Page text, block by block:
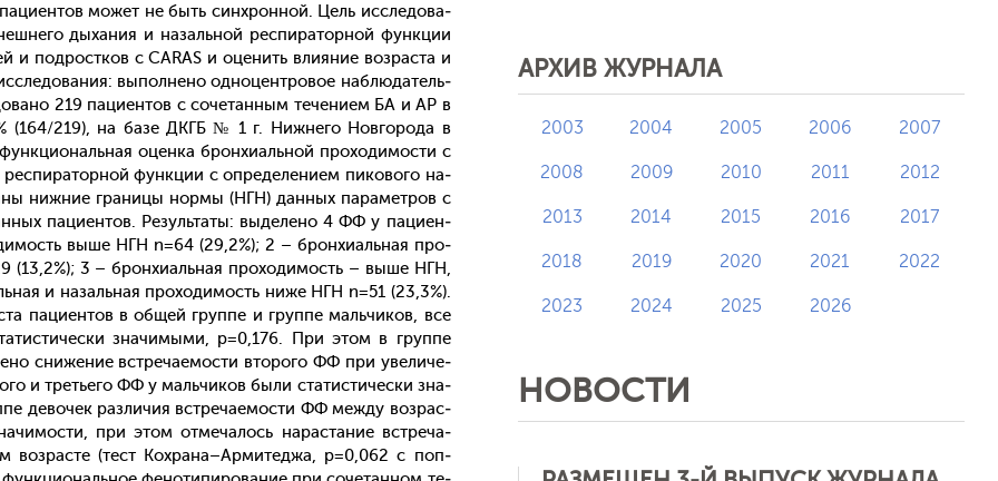
мо­жет не быть син­хрон­ной. Цель ис­сле­дова­
ды­хания и на­заль­ной рес­пи­ратор­ной фун­кции
под­рос­тков с CARAS и оце­нить вли­яние воз­раста и
вы­пол­не­но од­но­цен­тро­вое наб­лю­датель­
219 па­ци­ен­тов с со­четан­ным те­чени­ем БА и АР в
(164/219), на ба­зе ДКГБ № 1 г. Ниж­не­го Нов­го­рода в
оцен­ка брон­хи­аль­ной про­ходи­мос­ти с
фун­кции с оп­ре­деле­ни­ем пи­ково­го на­
ниж­ние гра­ницы нор­мы (НГН) дан­ных па­рамет­ров с
па­ци­ен­тов. Ре­зуль­та­ты: вы­деле­но 4 ФФ у па­ци­ен­
вы­ше НГН n=64 (29,2%); 2 – брон­хи­аль­ная про­
3 – брон­хи­аль­ная про­ходи­мость – вы­ше НГН,
и на­заль­ная про­ходи­мость ни­же НГН n=51 (23,3%).
па­ци­ен­тов в об­щей груп­пе и груп­пе маль­чи­ков, все
зна­чимы­ми, р=0,176. При этом в груп­пе
сни­жение встре­ча­емос­ти вто­рого ФФ при уве­личе­
и треть­его ФФ у маль­чи­ков бы­ли ста­тис­ти­чес­ки зна­
де­вочек раз­ли­чия встре­ча­емос­ти ФФ меж­ду воз­рас­
при этом от­ме­чалось на­рас­та­ние встре­ча­
воз­расте (тест Кох­ра­на–Ар­ми­тед­жа, p=0,062 с поп­
АРХИВ ЖУРНАЛА
2003 2004 2005 2006 2007
2008 2009 2010 2011 2012
2013 2014 2015 2016 2017
2018 2019 2020 2021 2022
2023 2024 2025 2026
НОВОСТИ